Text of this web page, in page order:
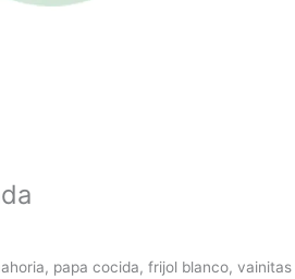
papa cocida, frijol blanco, vainitas